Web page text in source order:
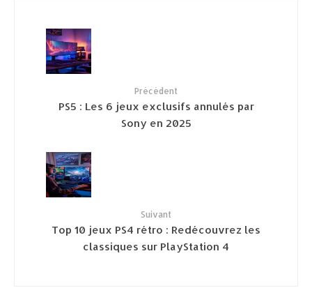
Précédent
PS5 : Les 6 jeux exclusifs annulés par
Sony en 2025
Suivant
Top 10 jeux PS4 rétro : Redécouvrez les
classiques sur PlayStation 4